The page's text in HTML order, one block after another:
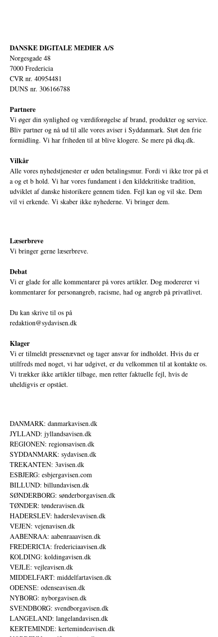
DANSKE DIGITALE MEDIER A/S
Norgesgade 48
7000 Fredericia
CVR nr. 40954481
DUNS nr. 306166788
Partnere
Vi øger din synlighed og værdiforøgelse af brand, produkter og service.
Bliv partner og nå ud til alle vores aviser i Syddanmark. Støt den frie
formidling. Vi har friheden til at blive klogere. Se mere på dkq.dk.
Vilkår
Alle vores nyhedstjenester er uden betalingsmur. Fordi vi ikke tror på et
a og et b hold. Vi har vores fundament i den kildekritiske tradition,
udviklet af danske historikere gennem tiden. Fejl kan og vil ske. Dem
vil vi erkende. Vi skaber ikke nyhederne. Vi bringer dem.
Læserbreve
Vi bringer gerne læserbreve.
Debat
Vi er glade for alle kommentarer på vores artikler. Dog modererer vi
kommentarer for personangreb, racisme, had og angreb på privatlivet.
Du kan skrive til os på
redaktion@sydavisen.dk
Klager
Vi er tilmeldt pressenævnet og tager ansvar for indholdet. Hvis du er
utilfreds med noget, vi har udgivet, er du velkommen til at kontakte os.
Vi trækker ikke artikler tilbage, men retter faktuelle fejl, hvis de
uheldigvis er opstået.
DANMARK: danmarkavisen.dk
JYLLAND: jyllandsavisen.dk
REGIONEN: regionsavisen.dk
SYDDANMARK: sydavisen.dk
TREKANTEN: 3avisen.dk
ESBJERG: esbjergavisen.com
BILLUND: billundavisen.dk
SØNDERBORG: sønderborgavisen.dk
TØNDER: tønderavisen.dk
HADERSLEV: haderslevavisen.dk
VEJEN: vejenavisen.dk
AABENRAA: aabenraaavisen.dk
FREDERICIA: fredericiaavisen.dk
KOLDING: koldingavisen.dk
VEJLE: vejleavisen.dk
MIDDELFART: middelfartavisen.dk
ODENSE: odenseavisen.dk
NYBORG: nyborgavisen.dk
SVENDBORG: svendborgavisen.dk
LANGELAND: langelandavisen.dk
KERTEMINDE: kertemindeavisen.dk